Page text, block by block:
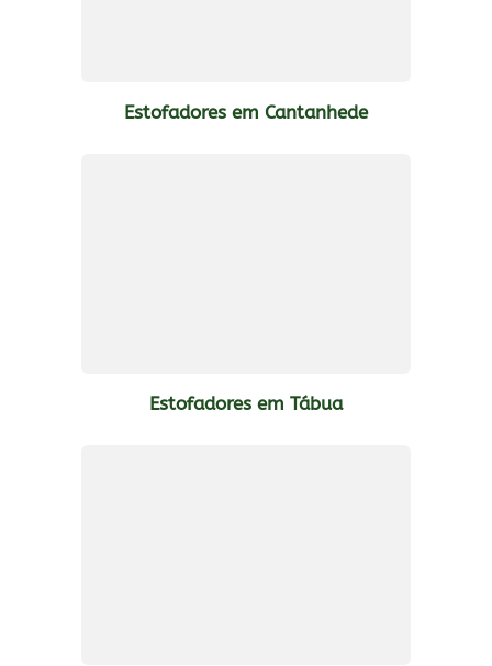
Estofadores em Cantanhede
Estofadores em Tábua